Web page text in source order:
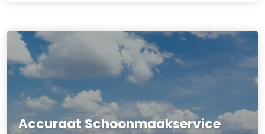
Accuraat Schoonmaakservice